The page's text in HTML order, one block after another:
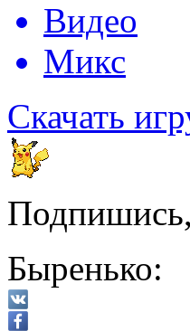
Видео
Микс
Скачать
Быренько: